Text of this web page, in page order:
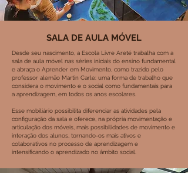
SALA DE AULA MÓVEL
Desde seu nascimento, a Escola Livre Areté trabalha com a
sala de aula móvel nas séries iniciais do ensino fundamental
e abraça o Aprender em Movimento, como trazido pelo
professor alemão Martin Carle: uma forma de trabalho que
considera o movimento e o social como fundamentais para
a aprendizagem, em todos os anos escolares.
Esse mobiliário possibilita diferenciar as atividades pela
configuração da sala e oferece, na própria movimentação e
articulação dos móveis, mais possibilidades de movimento e
interação dos alunos, tornando-os mais ativos e
colaborativos no processo de aprendizagem e
intensificando o aprendizado no âmbito social.